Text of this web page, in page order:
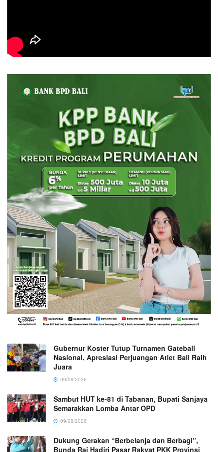
Gubernur Koster Tutup Turnamen Gateball
Nasional, Apresiasi Perjuangan Atlet Bali Raih
Juara
09/08/2026
Sambut HUT ke-81 di Tabanan, Bupati Sanjaya
Semarakkan Lomba Antar OPD
09/08/2026
Dukung Gerakan “Berbelanja dan Berbagi”,
Bunda Rai Hadiri Pasar Rakyat PKK Provinsi